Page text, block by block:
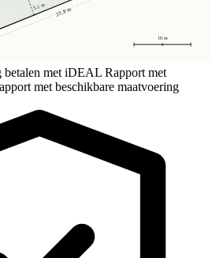
10 m
5,1 m 23,8 m
betalen met iDEAL Rapport met
met beschikbare maatvoering